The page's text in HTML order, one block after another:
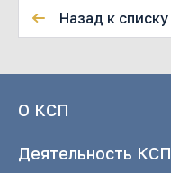
Назад к списку
О КСП
Деятельность КСП